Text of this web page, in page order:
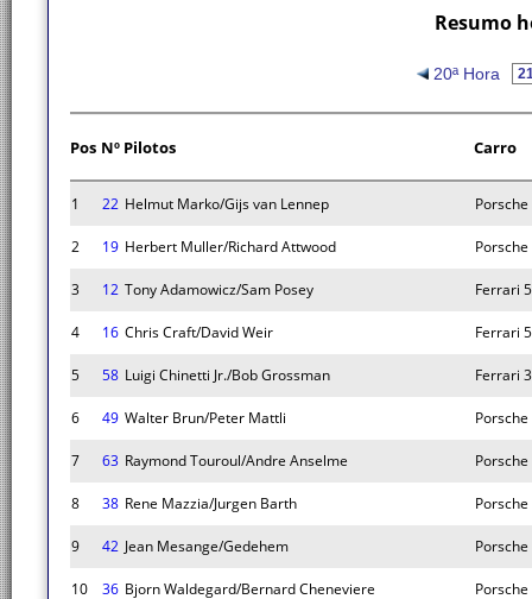
Resumo
20ª Hora
Pos Nº Pilotos Carro
1 22 Helmut Marko/Gijs van Lennep Porsche
2 19 Herbert Muller/Richard Attwood Porsche
3 12 Tony Adamowicz/Sam Posey Ferrari
4 16 Chris Craft/David Weir Ferrari
5 58 Luigi Chinetti Jr./Bob Grossman Ferrari
6 49 Walter Brun/Peter Mattli
7 63 Raymond Touroul/Andre Anselme Porsche
8 38 Rene Mazzia/Jurgen Barth Porsche
9 42 Jean Mesange/Gedehem Porsche
10 36 Bjorn Waldegard/Bernard Cheneviere Porsche